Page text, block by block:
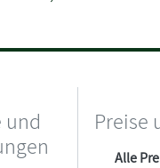
und
Preise
Alle